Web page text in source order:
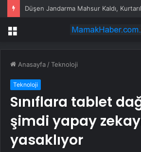
Düşen Jandarma Mahsur Kaldı,
Menü
Anasayfa /Teknoloji
Teknoloji
Sınıflara tablet
şimdi yapay
yasaklıyor